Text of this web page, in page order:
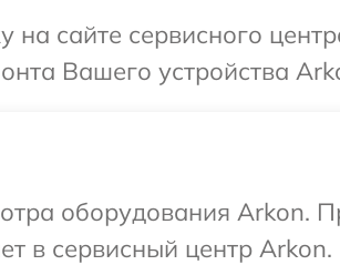
сайте сервисного
Вашего устройства
оборудования Arkon.
в сервисный центр Arkon.